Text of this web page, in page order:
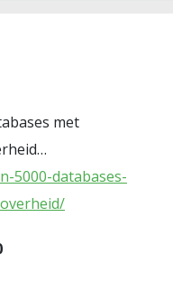
met
5000-databases-